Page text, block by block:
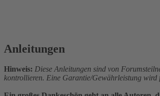
Anleitungen
Hinweis: Diese Anleitungen sind von
kontrollieren. Eine Garantie/Gewährleistung wird